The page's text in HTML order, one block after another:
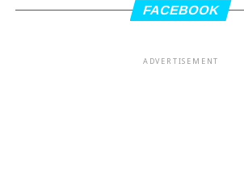
FACEBOOK
ADVERTISEMENT